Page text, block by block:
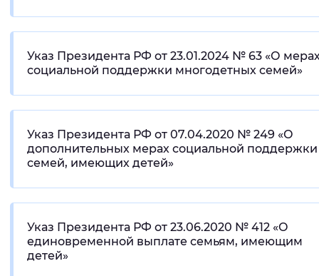
Указ Президента РФ от 23.01.2024 № 63 «О
социальной поддержки многодетных семей»
Указ Президента РФ от 07.04.2020 № 249 «О
дополнительных мерах социальной поддержки
семей, имеющих детей»
Указ Президента РФ от 23.06.2020 № 412 «О
единовременной выплате семьям, имеющим
детей»